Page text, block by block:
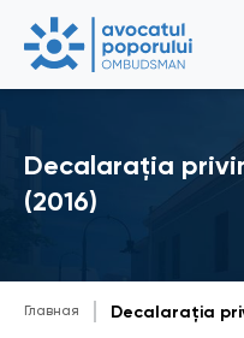
Decalarația
(2016)
Главная Decalarația